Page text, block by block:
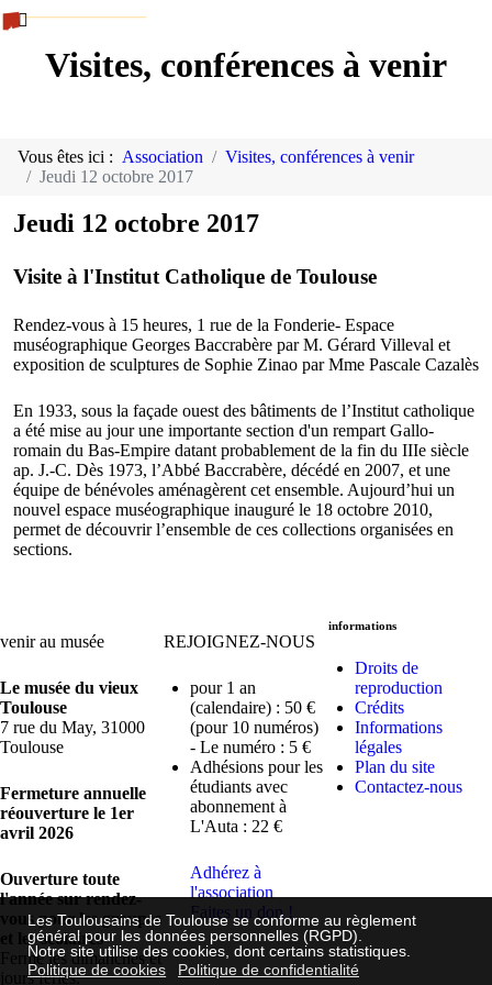
Les Toulousains de Toulouse se conforme au règlement
général pour les données personnelles (RGPD).
Notre site utilise des cookies, dont certains statistiques.
Politique de cookies
Politique de confidentialité
Visites, conférences à venir
Vous êtes ici : Association
Visites, conférences à venir
Jeudi 12 octobre 2017
Jeudi 12 octobre 2017
Visite à l'Institut Catholique de Toulouse
Rendez-vous à 15 heures, 1 rue de la Fonderie- Espace
muséographique Georges Baccrabère par M. Gérard Villeval et
exposition de sculptures de Sophie Zinao par Mme Pascale Cazalès
En 1933, sous la façade ouest des bâtiments de l’Institut catholique
a été mise au jour une importante section d'un rempart Gallo-
romain du Bas-Empire datant probablement de la fin du IIIe siècle
ap. J.-C. Dès 1973, l’Abbé Baccrabère, décédé en 2007, et une
équipe de bénévoles aménagèrent cet ensemble. Aujourd’hui un
nouvel espace muséographique inauguré le 18 octobre 2010,
permet de découvrir l’ensemble de ces collections organisées en
sections.
venir au musée
Le musée du vieux
Toulouse
7 rue du May, 31000
Toulouse
Fermeture annuelle
réouverture le 1er
avril 2026
Ouverture toute
l'année sur rendez-
vous pour les groupes
et les scolaires
Fermé les dimanches et
jours fériés.
REJOIGNEZ-NOUS
pour 1 an
(calendaire) : 50 €
(pour 10 numéros)
- Le numéro : 5 €
Adhésions pour les
étudiants avec
abonnement à
L'Auta : 22 €
Adhérez à
l'association
Faites un don !
informations
Droits de
reproduction
Crédits
Informations
légales
Plan du site
Contactez-nous